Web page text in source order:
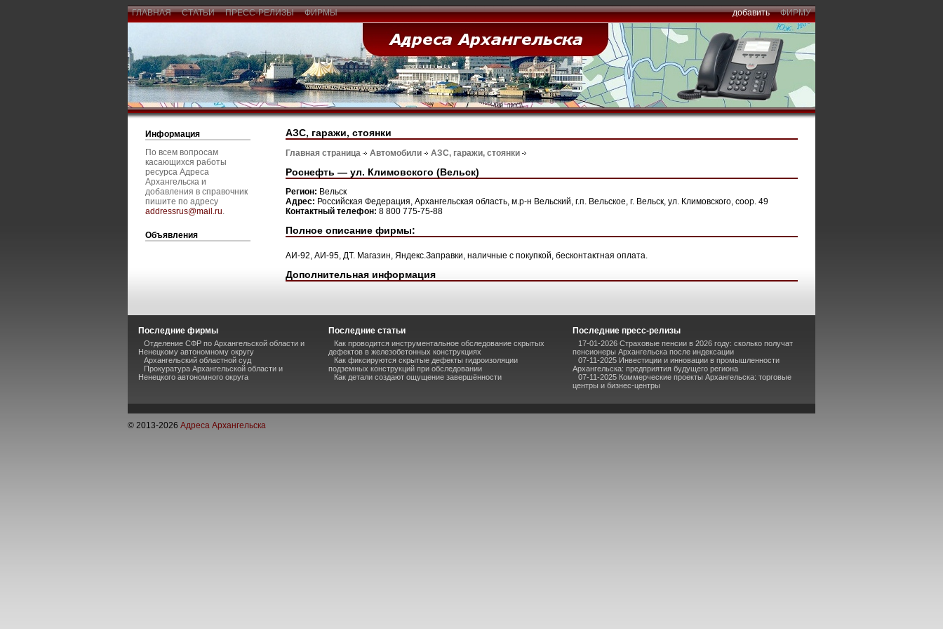
ГЛАВНАЯ СТАТЬИ ПРЕСС-РЕЛИЗЫ ФИРМЫ добавить ФИРМУ
Информация
По всем вопросам
касающихся работы
ресурса Адреса
Архангельска и
добавления в справочник
пишите по адресу
addressrus@mail.ru.
Объявления
АЗС, гаражи, стоянки
Главная страница Автомобили АЗС, гаражи, стоянки
Роснефть — ул. Климовского (Вельск)
Регион: Вельск
Адрес: Российская Федерация, Архангельская область, м.р-н Вельский, г.п. Вельское, г. Вельск, ул. Климовского, соор. 49
Контактный телефон: 8 800 775-75-88
Полное описание фирмы:
АИ-92, АИ-95, ДТ. Магазин, Яндекс.Заправки, наличные с покупкой, бесконтактная оплата.
Дополнительная информация
Последние фирмы
Отделение СФР по Архангельской области и
Ненецкому автономному округу
Архангельский областной суд
Прокуратура Архангельской области и
Ненецкого автономного округа
Последние статьи
Как проводится инструментальное обследование скрытых
дефектов в железобетонных конструкциях
Как фиксируются скрытые дефекты гидроизоляции
подземных конструкций при обследовании
Как детали создают ощущение завершённости
Последние пресс-релизы
17-01-2026 Страховые пенсии в 2026 году: сколько получат
пенсионеры Архангельска после индексации
07-11-2025 Инвестиции и инновации в промышленности
Архангельска: предприятия будущего региона
07-11-2025 Коммерческие проекты Архангельска: торговые
центры и бизнес-центры
© 2013-2026 Адреса Архангельска